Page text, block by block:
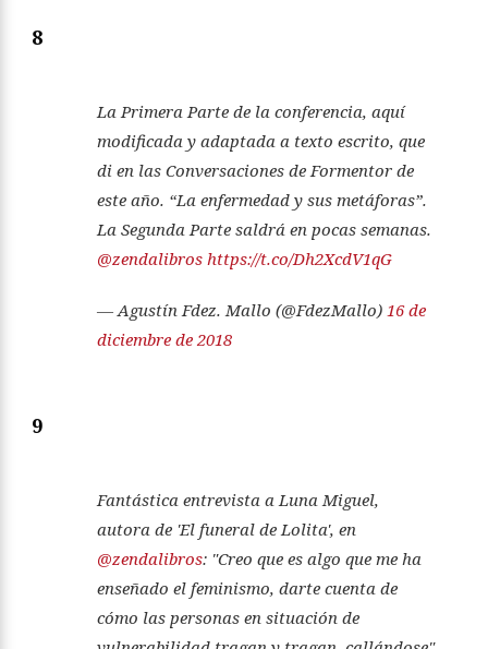
8
La Primera Parte de la conferencia, aquí
modificada y adaptada a texto escrito, que
di en las Conversaciones de Formentor de
este año. “La enfermedad y sus metáforas”.
La Segunda Parte saldrá en pocas semanas.
@zendalibros https://t.co/Dh2XcdV1qG
— Agustín Fdez. Mallo (@FdezMallo) 16 de
diciembre de 2018
9
Fantástica entrevista a Luna Miguel,
autora de 'El funeral de Lolita', en
@zendalibros: "Creo que es algo que me ha
enseñado el feminismo, darte cuenta de
cómo las personas en situación de